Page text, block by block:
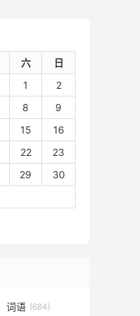
六
日
1
2
8
9
15
16
22
23
29
30
词语 (684)